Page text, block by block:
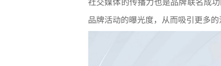
品牌活动的曝光度，从而吸引更多